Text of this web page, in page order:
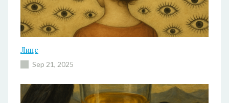
Лице
Sep 21, 2025